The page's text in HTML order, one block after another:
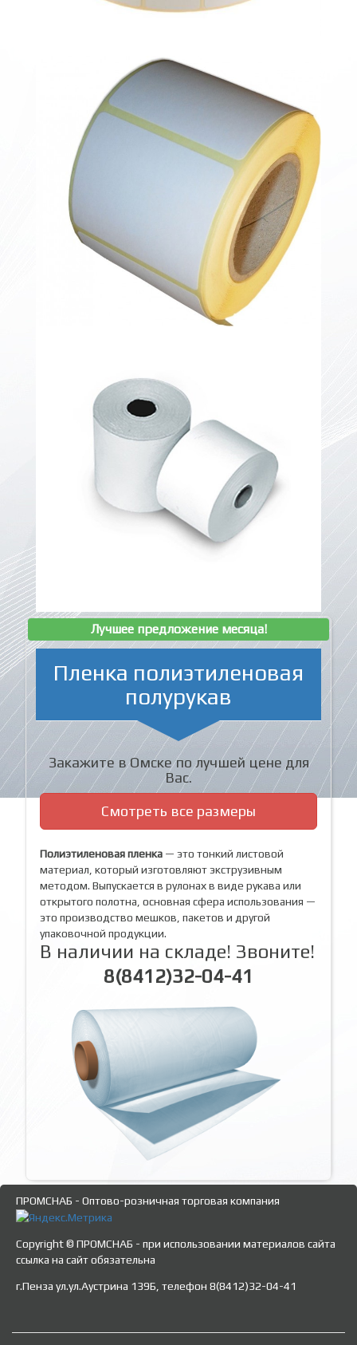
Лучшее предложение месяца!
Пленка полиэтиленовая
полурукав
Закажите в Омске по лучшей цене для
Вас.
Смотреть все размеры
Полиэтиленовая пленка — это тонкий листовой
материал, который изготовляют экструзивным
методом. Выпускается в рулонах в виде рукава или
открытого полотна, основная сфера использования —
это производство мешков, пакетов и другой
упаковочной продукции.
В наличии на складе! Звоните!
8(8412)32-04-41
ПРОМСНАБ - Оптово-розничная торговая компания
Copyright © ПРОМСНАБ - при использовании материалов сайта
ссылка на сайт обязательна
г.Пенза ул.ул.Аустрина 139Б, телефон 8(8412)32-04-41